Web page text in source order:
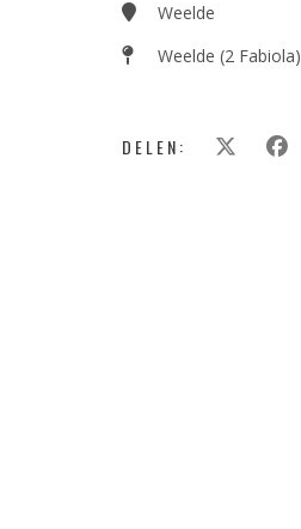
Weelde
Weelde (2 Fabiola)
DELEN: